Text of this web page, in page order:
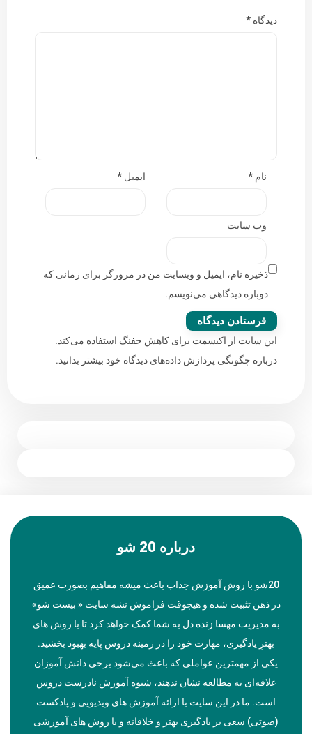
دیدگاه *
نام * ایمیل *
وب‌ سایت
ذخیره نام، ایمیل و وبسایت من در مرورگر برای زمانی که
دوباره دیدگاهی می‌نویسم.
این سایت از اکیسمت برای کاهش جفنگ استفاده می‌کند.
درباره چگونگی پردازش داده‌های دیدگاه خود بیشتر بدانید.
درباره 20 شو
20شو با روش آموزش جذاب باعث میشه مفاهیم بصورت عمیق
در ذهن تثبیت شده و هیچوقت فراموش نشه سایت « بیست شو»
به مدیریت مهسا زنده دل به شما کمک خواهد کرد تا با روش های
بهترِ یادگیری، مهارت خود را در زمینه دروس پایه بهبود بخشید.
یکی از مهمترین عواملی که باعث می‌شود برخی دانش آموزان
علاقه‌ای به مطالعه نشان ندهند، شیوه آموزش نادرست دروس
است. ما در این سایت با ارائه آموزش های ویدیویی و پادکست
(صوتی) سعی بر یادگیری بهتر و خلاقانه و با روش های آموزشی